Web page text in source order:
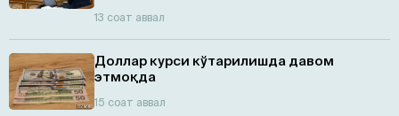
13 соат аввал
Доллар курси кўтарилишда давом
этмоқда
15 соат аввал